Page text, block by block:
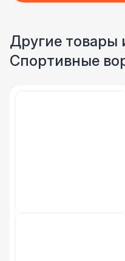
Другие товары
Спортивные